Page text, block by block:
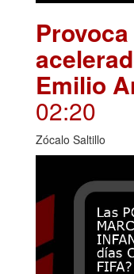
Emilio
02:20
Zócalo Saltillo